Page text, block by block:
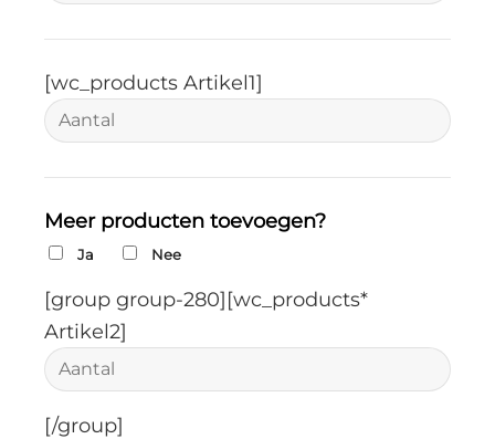
[wc_products Artikel1]
Meer producten toevoegen?
Ja Nee
[group group-280][wc_products*
Artikel2]
[/group]